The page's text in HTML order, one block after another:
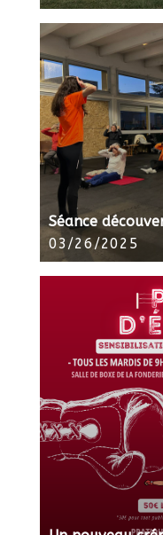
Séance
03/26/2025